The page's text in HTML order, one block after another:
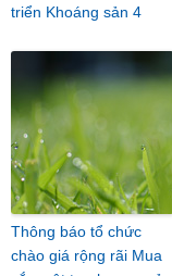
triển Khoáng sản 4
Thông báo tổ chức
chào giá rộng rãi Mua